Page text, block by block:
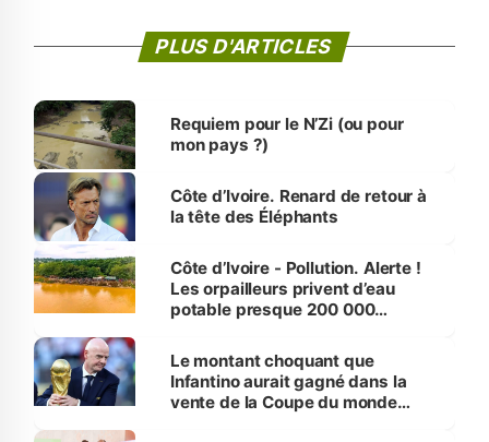
PLUS D'ARTICLES
Requiem pour le N’Zi (ou pour
mon pays ?)
Côte d’Ivoire. Renard de retour à
la tête des Éléphants
Côte d’Ivoire - Pollution. Alerte !
Les orpailleurs privent d’eau
potable presque 200 000
Le montant choquant que
Infantino aurait gagné dans la
vente de la Coupe du monde